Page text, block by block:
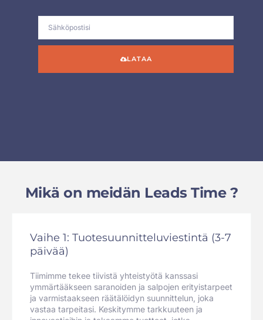
LATAA
Mikä on meidän Leads Time ?
Vaihe 1: Tuotesuunnitteluviestintä (3-7
päivää)
Tiimimme tekee tiivistä yhteistyötä kanssasi
ymmärtääkseen saranoiden ja salpojen erityistarpeet
ja varmistaakseen räätälöidyn suunnittelun, joka
vastaa tarpeitasi. Keskitymme tarkkuuteen ja